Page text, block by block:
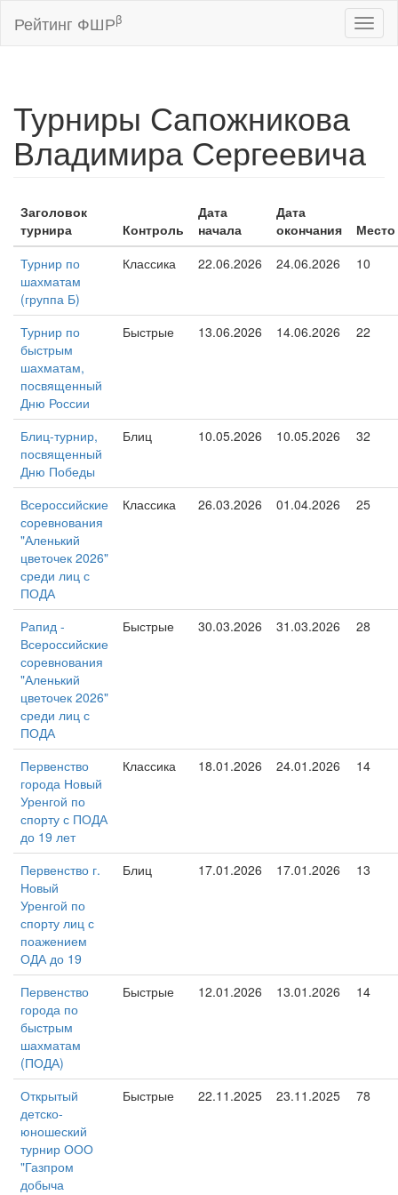
Рейтинг ФШРβ
Турниры Сапожникова
Владимира Сергеевича
Заголовок
турнира
Контроль
Дата
начала
Дата
окончания
Место
Турнир по
шахматам
(группа Б)
Классика 22.06.2026 24.06.2026 10
Турнир по
быстрым
шахматам,
посвященный
Дню России
Быстрые 13.06.2026 14.06.2026 22
Блиц-турнир,
посвященный
Дню Победы
Блиц 10.05.2026 10.05.2026 32
Всероссийские
соревнования
"Аленький
цветочек 2026"
среди лиц с
ПОДА
Классика 26.03.2026 01.04.2026 25
Рапид -
Всероссийские
соревнования
"Аленький
цветочек 2026"
среди лиц с
ПОДА
Быстрые 30.03.2026 31.03.2026 28
Первенство
города Новый
Уренгой по
спорту с ПОДА
до 19 лет
Классика 18.01.2026 24.01.2026 14
Первенство г.
Новый
Уренгой по
спорту лиц с
поажением
ОДА до 19
Блиц 17.01.2026 17.01.2026 13
Первенство
города по
быстрым
шахматам
(ПОДА)
Быстрые 12.01.2026 13.01.2026 14
Открытый
детско-
юношеский
турнир ООО
"Газпром
добыча
Быстрые 22.11.2025 23.11.2025 78